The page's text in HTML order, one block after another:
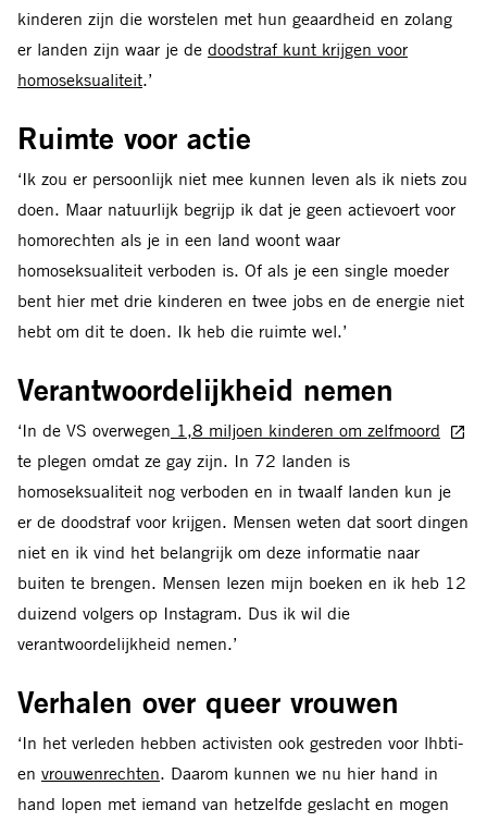
kinderen zijn die worstelen met hun geaardheid en zolang
er landen zijn waar je de doodstraf kunt krijgen voor
homoseksualiteit.’
Ruimte voor actie
‘Ik zou er persoonlijk niet mee kunnen leven als ik niets zou
doen. Maar natuurlijk begrijp ik dat je geen actievoert voor
homorechten als je in een land woont waar
homoseksualiteit verboden is. Of als je een single moeder
bent hier met drie kinderen en twee jobs en de energie niet
hebt om dit te doen. Ik heb die ruimte wel.’
Verantwoordelijkheid nemen
‘In de VS overwegen 1,8 miljoen kinderen om zelfmoord
te plegen omdat ze gay zijn. In 72 landen is
homoseksualiteit nog verboden en in twaalf landen kun je
er de doodstraf voor krijgen. Mensen weten dat soort dingen
niet en ik vind het belangrijk om deze informatie naar
buiten te brengen. Mensen lezen mijn boeken en ik heb 12
duizend volgers op Instagram. Dus ik wil die
verantwoordelijkheid nemen.’
Verhalen over queer vrouwen
‘In het verleden hebben activisten ook gestreden voor lhbti-
en vrouwenrechten. Daarom kunnen we nu hier hand in
hand lopen met iemand van hetzelfde geslacht en mogen